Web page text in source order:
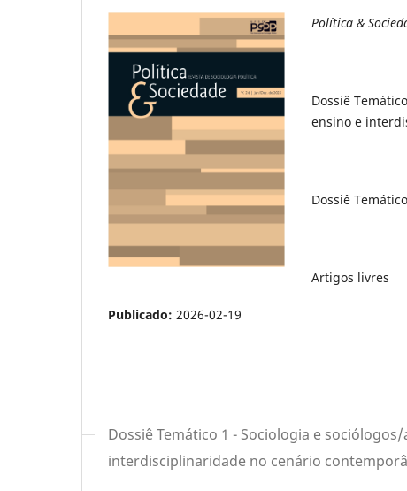
Política &
Dossiê
ensino e
Dossiê
Artigos livres
Publicado: 2026-02-19
Dossiê Temático 1 - Sociologia e
interdisciplinaridade no cenário